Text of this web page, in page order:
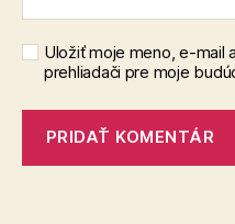
Uložiť moje meno, e-mail
prehliadači pre moje